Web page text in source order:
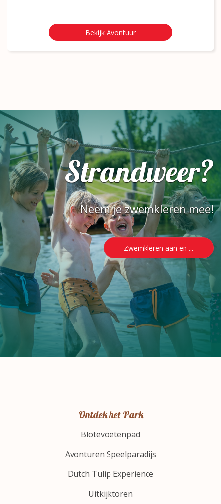
Bekijk Avontuur
Strandweer?
Neem je zwemkleren mee!
Zwemkleren aan en ...
Ontdek het Park
Blotevoetenpad
Avonturen Speelparadijs
Dutch Tulip Experience
Uitkijktoren